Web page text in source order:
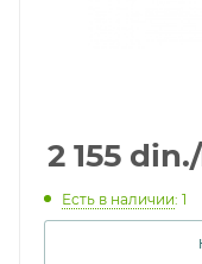
2 155 din.
Есть в наличии: 1